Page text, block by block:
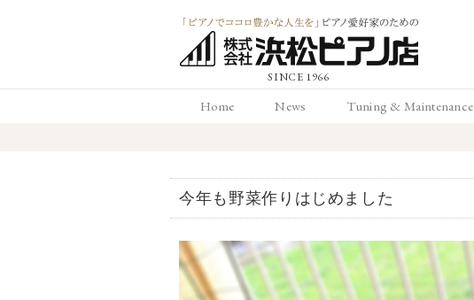
「ピアノでココロ豊
愛好家のための 浜松
ピアノ店
Home News Tuning & Maintenance
今年も野菜作りはじめました